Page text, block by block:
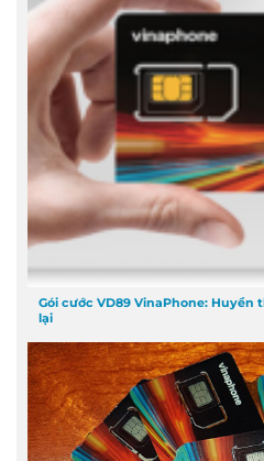
Gói cước VD89 VinaPhone: Huyền
lại